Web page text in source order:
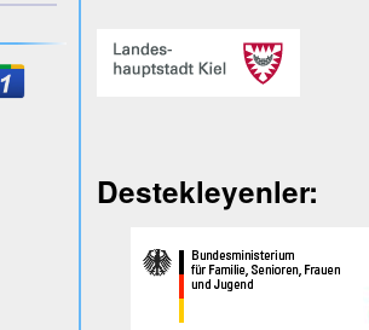
Destekleyenler: